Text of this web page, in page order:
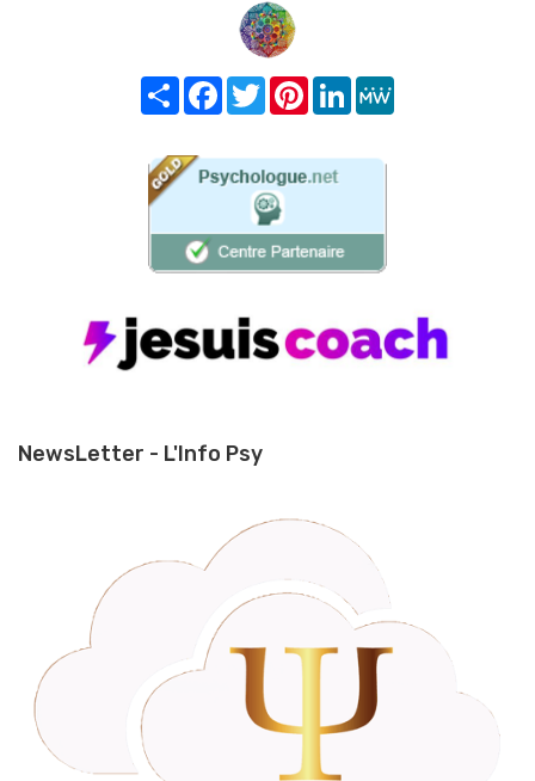
Share FacebookTwitterPinterest
LinkedIn
NewsLetter - L'Info Psy